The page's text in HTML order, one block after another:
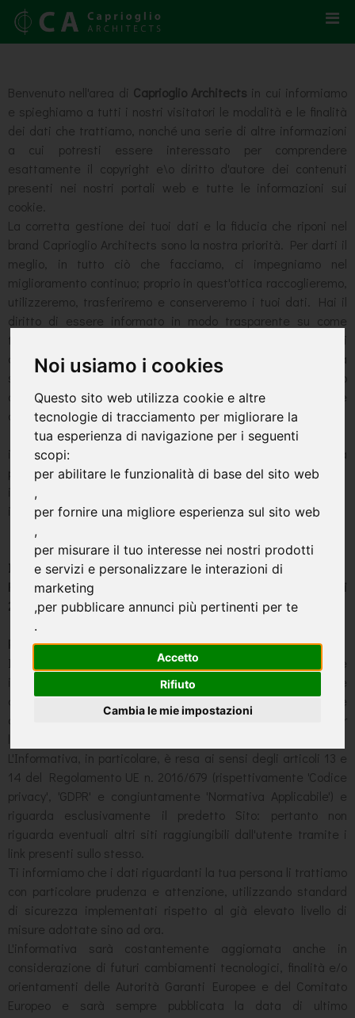
Noi usiamo i cookies
Questo sito web utilizza cookie e altre
tecnologie di tracciamento per migliorare la
tua esperienza di navigazione per i seguenti
scopi:
per abilitare le funzionalità di base del sito web
,
per fornire una migliore esperienza sul sito web
,
per misurare il tuo interesse nei nostri prodotti
e servizi e personalizzare le interazioni di
marketing
,per pubblicare annunci più pertinenti per te
.
Accetto
Rifiuto
Cambia le mie impostazioni
Benvenuto nell'area di Caprioglio Architects in cui informiamo
e spieghiamo a tutti i nostri visitatori le modalità e le finalità
dei dati che trattiamo, nonché una serie di altre informazioni
a cui potresti essere interessato per comprendere
esattamente il copyright e\o diritto d'autore dei contenuti
presenti nei nostri portali web e tutte le informazioni sui
cookie.
La corretta gestione dei tuoi dati e la fiducia che riponi nel
brand Caprioglio Architects sono la nostra priorità. Per darti il
meglio, in tutto ciò che facciamo, ci impegniamo nel
miglioramento continuo; proprio in quest'ottica raccoglieremo,
utilizzeremo, trasferiremo e conserveremo i tuoi dati. Hai il
diritto di essere informato in modo trasparente su come
trattiamo e proteggiamo questi dati; ti preghiamo quindi di
dedicare qualche minuto alla lettura della nostra informativa
sulla privacy, non esitando a contattarci in caso di domande o
dubbi all'indirizzo studio@caprioglio.com Il presente
documento si compone di tre elementi principali:
i. Informativa Privacy - Regolamento Europeo sulla
protezione dei dati personali 2016/679;
ii. Legal Disclaimer per i contenuti;
iii. Cookie Policy
INFORMATIVA PRIVACY
Regolamento Europeo sulla protezione dei dati personali
2016/679
Premessa
Il presente documento ('Informativa') intende fornire
indicazioni in merito al trattamento di informazioni - relative
agli utenti che usufruiscono dei servizi accessibili a partire
dall' indirizzo web ('Sito') - e/o da altri soggetti individuati per
le finalità di seguito indicate.
L'Informativa, in particolare, è resa ai sensi degli articoli 13 e
14 del Regolamento UE n. 2016/679 (rispettivamente 'Codice
privacy', 'GDPR' e congiuntamente 'Normativa Applicabile') e
riguarda esclusivamente il predetto Sito: pertanto non
riguarda eventuali altri siti raggiungibili dall'utente tramite i
link presenti sullo stesso.
Ti informiamo che i dati riguardanti la tua persona li trattiamo
con particolare prudenza e attenzione, utilizzando standard
di sicurezza implementati rispetto al già elevato livello di
misure adottate sino ad ora.
L'informativa sarà costantemente aggiornata anche in
considerazione di futuri cambiamenti tecnologici, finalità e/o
orientamenti delle Autorità Garanti Europee e del Comitato
Europeo e sarà sempre pubblicata la data di ultimo